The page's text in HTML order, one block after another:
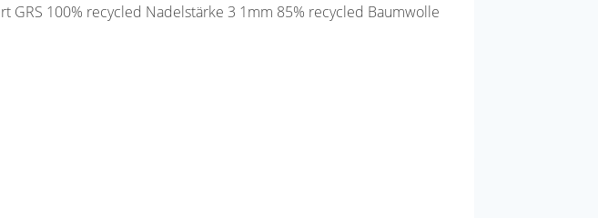
GRS 100% recycled Nadelstärke 3 1mm 85% recycled Baumwolle